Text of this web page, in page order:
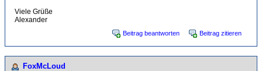
Viele Grüße
Alexander
Beitrag beantworten Beitrag zitieren
FoxMcLoud